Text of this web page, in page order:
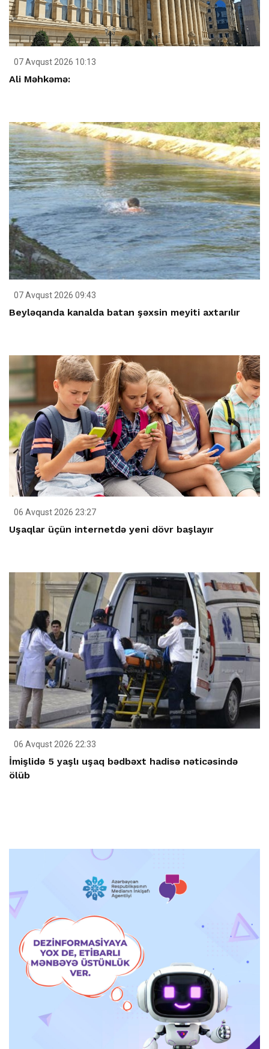
07 Avqust 2026 10:13
Ali Məhkəmə:
07 Avqust 2026 09:43
Beyləqanda kanalda batan şəxsin meyiti axtarılır
06 Avqust 2026 23:27
Uşaqlar üçün internetdə yeni dövr başlayır
06 Avqust 2026 22:33
İmişlidə 5 yaşlı uşaq bədbəxt hadisə nəticəsində
ölüb